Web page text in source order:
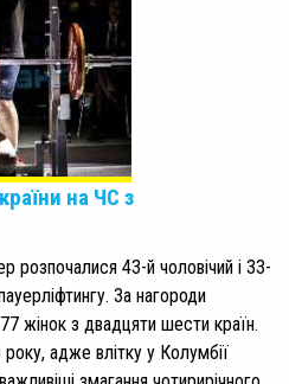
на ЧС з
розпочалися 43-й чоловічий і 33-
За нагороди
жінок з двадцяти шести країн.
адже влітку у Колумбії